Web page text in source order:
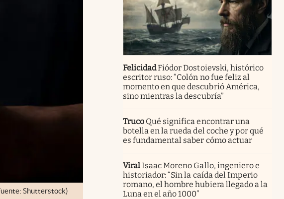
Shutterstock)
FelicidadFiódor Dostoievski, histórico
escritor ruso: “Colón no fue feliz al
momento en que descubrió América,
sino mientras la descubría”
Truco Qué significa encontrar una
botella en la rueda del coche y por qué
es fundamental saber cómo actuar
ViralIsaac Moreno Gallo, ingeniero e
historiador: “Sin la caída del Imperio
romano, el hombre hubiera llegado a la
Luna en el año 1000”